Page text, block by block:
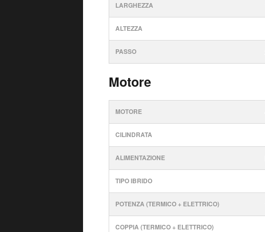
LARGHEZZA
ALTEZZA
PASSO
Motore
MOTORE
CILINDRATA
ALIMENTAZIONE
TIPO IBRIDO
POTENZA (TERMICO + ELETTRICO)
COPPIA (TERMICO + ELETTRICO)